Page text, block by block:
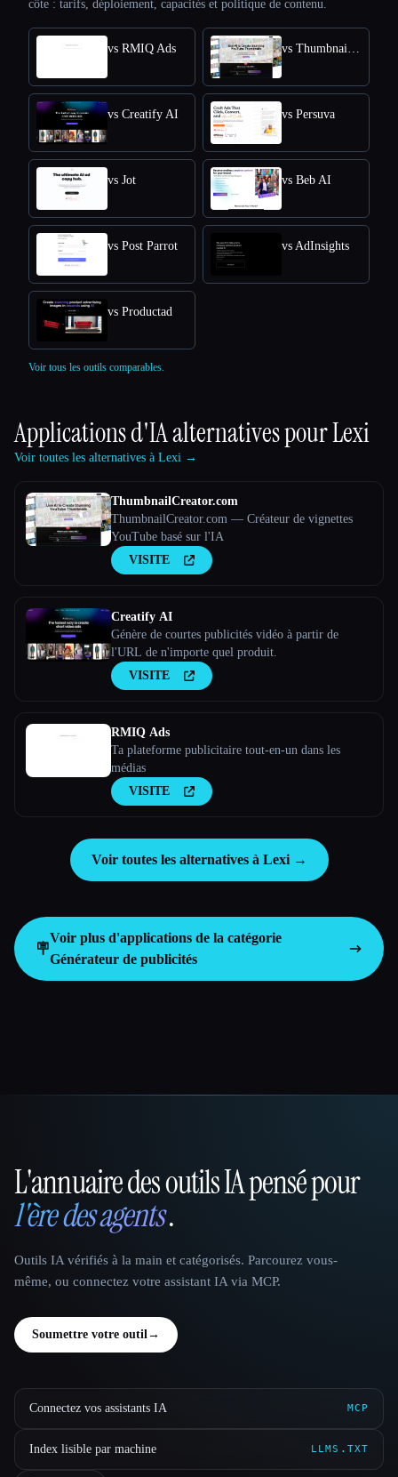
côte : tarifs, déploiement, capacités et politique de contenu.
vs RMIQ Ads vs ThumbnailCreator.com
vs Creatify AI vs Persuva
vs Jot vs Beb AI
vs Post Parrot vs AdInsights
vs Productad
Voir tous les outils comparables.
Applications d'IA alternatives pourLexi
Voir toutes les alternatives à Lexi →
ThumbnailCreator.com
ThumbnailCreator.com — Créateur de vignettes
YouTube basé sur l'IA
VISITE
Creatify AI
Génère de courtes publicités vidéo à partir de
l'URL de n'importe quel produit.
VISITE
RMIQ Ads
Ta plateforme publicitaire tout-en-un dans les
médias
VISITE
Voir toutes les alternatives à Lexi →
🪧
Voir plus d'applications de la catégorie
Générateur de publicités
That AI Collection
L'annuaire des outils IA pensé pour
l'ère des agents.
Outils IA vérifiés à la main et catégorisés. Parcourez vous-
même, ou connectez votre assistant IA via MCP.
Soumettre votre outil→
Connectez vos assistants IA MCP
Index lisible par machine LLMS.TXT